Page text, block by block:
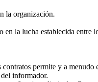
la organización.
la lucha establecida entre
permite y a
informador.